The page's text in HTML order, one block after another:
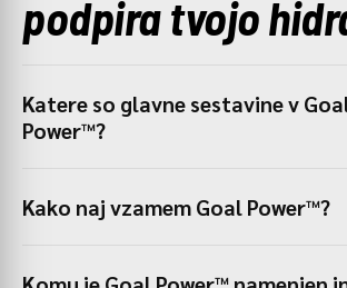
podpira tvojo
Katere so glavne sestavine v Goal
Power™?
Kako naj vzamem Goal Power™?